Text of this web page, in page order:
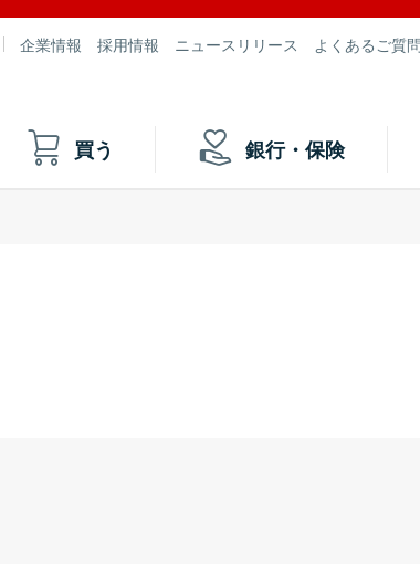
企業情報 採用情報 ニュースリリース よくあるご質
買う 銀行・保険